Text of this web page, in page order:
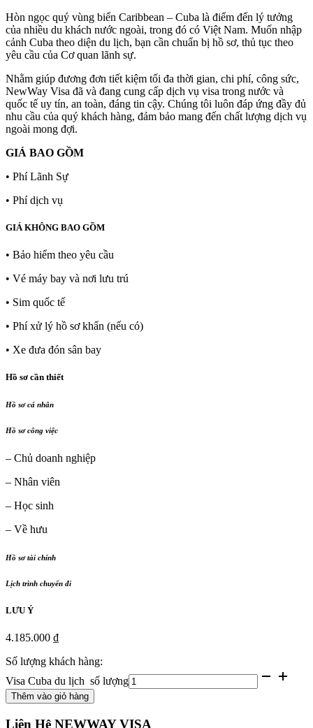
Hòn ngọc quý vùng biển Caribbean – Cuba là điểm đến lý tưởng
của nhiều du khách nước ngoài, trong đó có Việt Nam. Muốn nhập
cảnh Cuba theo diện du lịch, bạn cần chuẩn bị hồ sơ, thủ tục theo
yêu cầu của Cơ quan lãnh sự.
Nhằm giúp đương đơn tiết kiệm tối đa thời gian, chi phí, công sức,
NewWay Visa đã và đang cung cấp dịch vụ visa trong nước và
quốc tế uy tín, an toàn, đáng tin cậy. Chúng tôi luôn đáp ứng đầy đủ
nhu cầu của quý khách hàng, đảm bảo mang đến chất lượng dịch vụ
ngoài mong đợi.
GIÁ BAO GỒM
• Phí Lãnh Sự
• Phí dịch vụ
GIÁ KHÔNG BAO GỒM
• Bảo hiểm theo yêu cầu
• Vé máy bay và nơi lưu trú
• Sim quốc tế
• Phí xử lý hồ sơ khẩn (nếu có)
• Xe đưa đón sân bay
Hồ sơ cần thiết
Hồ sơ cá nhân
Hồ sơ công việc
– Chủ doanh nghiệp
– Nhân viên
– Học sinh
– Về hưu
Hồ sơ tài chính
Lịch trình chuyến đi
LƯU Ý
4.185.000 ₫
Số lượng khách hàng:
Visa Cuba du lịch số lượng
Thêm vào giỏ hàng
Liên Hệ NEWWAY VISA